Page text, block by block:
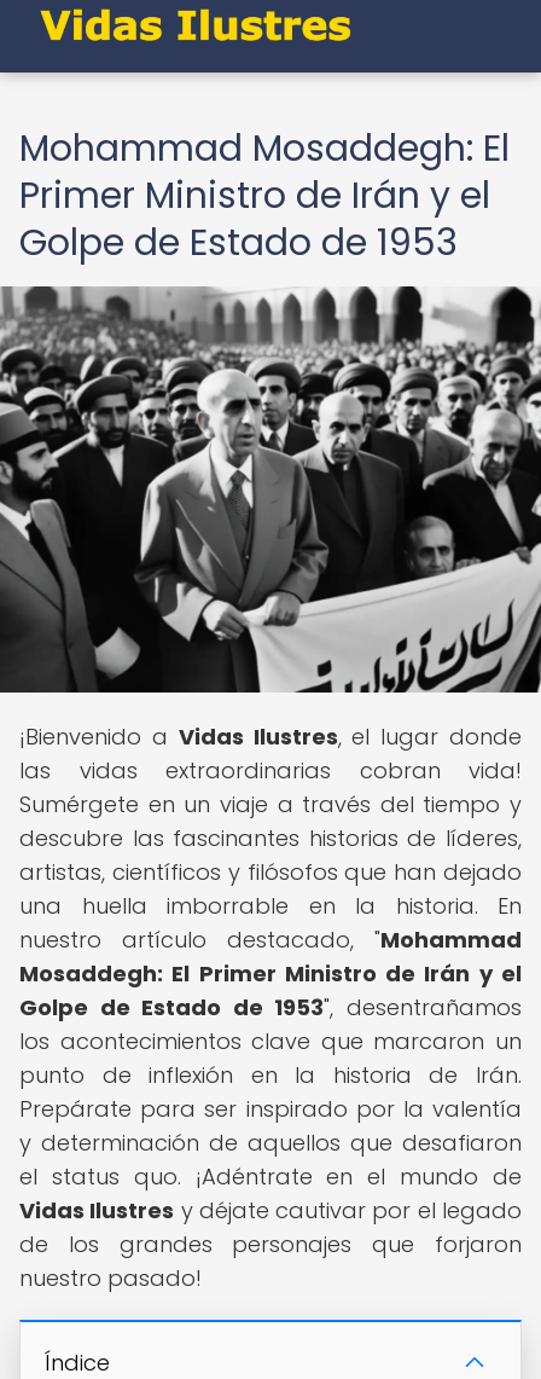
Mohammad Mosaddegh: El
Primer Ministro de Irán y el
Golpe de Estado de 1953
¡Bienvenido a Vidas Ilustres, el lugar donde
las vidas extraordinarias cobran vida!
Sumérgete en un viaje a través del tiempo y
descubre las fascinantes historias de líderes,
artistas, científicos y filósofos que han dejado
una huella imborrable en la historia. En
nuestro artículo destacado, "Mohammad
Mosaddegh: El Primer Ministro de Irán y el
Golpe de Estado de 1953", desentrañamos
los acontecimientos clave que marcaron un
punto de inflexión en la historia de Irán.
Prepárate para ser inspirado por la valentía
y determinación de aquellos que desafiaron
el status quo. ¡Adéntrate en el mundo de
Vidas Ilustres y déjate cautivar por el legado
de los grandes personajes que forjaron
nuestro pasado!
Índice